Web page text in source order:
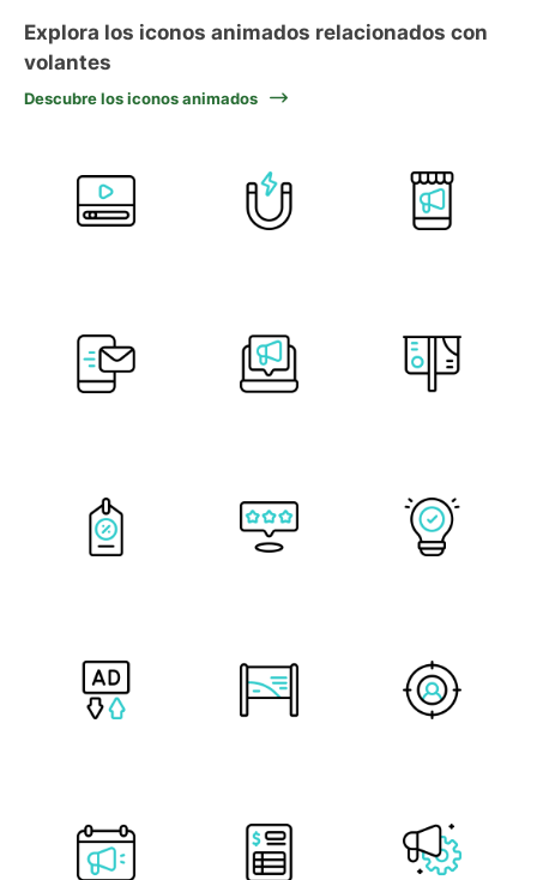
Explora los iconos animados relacionados con
volantes
Descubre los iconos animados